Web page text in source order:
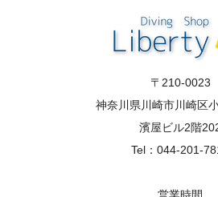
〒210-0023
神奈川県川崎市川崎区
濱屋ビル2階
Tel：044-201-